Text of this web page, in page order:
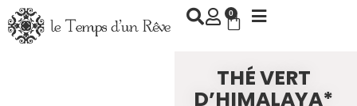
Aller
au
contenu
0
Panier
THÉ VERT
D’HIMALAYA*